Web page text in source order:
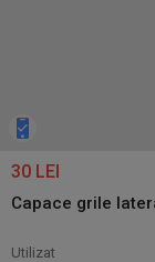
30 LEI
Capace grile
Utilizat